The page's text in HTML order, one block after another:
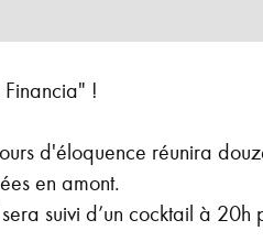
!
d'éloquence réunira
en amont.
suivi d’un cocktail à